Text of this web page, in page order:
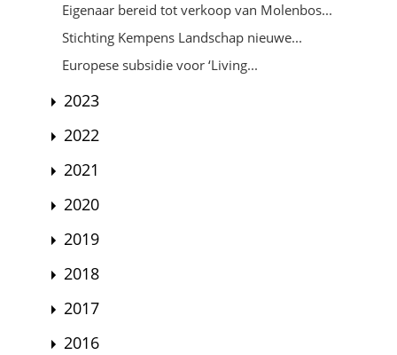
Eigenaar bereid tot verkoop van Molenbos...
Stichting Kempens Landschap nieuwe...
Europese subsidie voor ‘Living...
2023
2022
2021
2020
2019
2018
2017
2016